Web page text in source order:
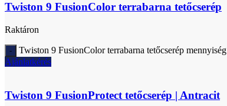
Twiston 9 FusionColor terrabarna tetőcserép
Raktáron
Twiston 9 FusionColor terrabarna tetőcserép mennyiség
Ajánlatkérés
Twiston 9 FusionProtect tetőcserép | Antracit